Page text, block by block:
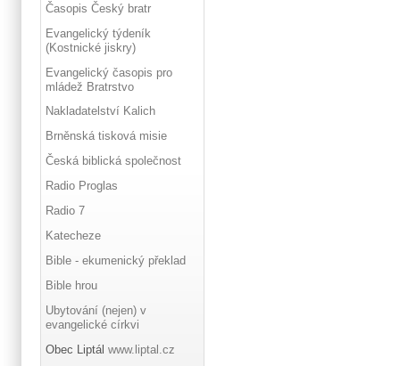
Časopis Český bratr
Evangelický týdeník
(Kostnické jiskry)
Evangelický časopis pro
mládež Bratrstvo
Nakladatelství Kalich
Brněnská tisková misie
Česká biblická společnost
Radio Proglas
Radio 7
Katecheze
Bible - ekumenický překlad
Bible hrou
Ubytování (nejen) v
evangelické církvi
Obec Liptál www.liptal.cz